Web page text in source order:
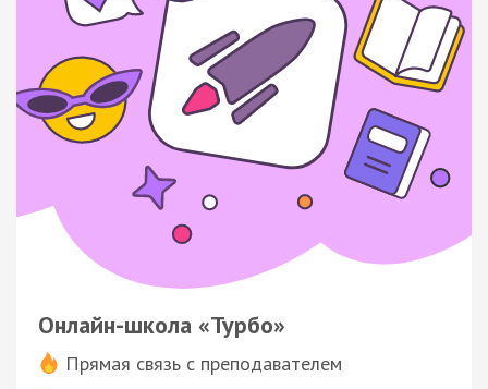
Онлайн-школа «Турбо»
Прямая связь с преподавателем